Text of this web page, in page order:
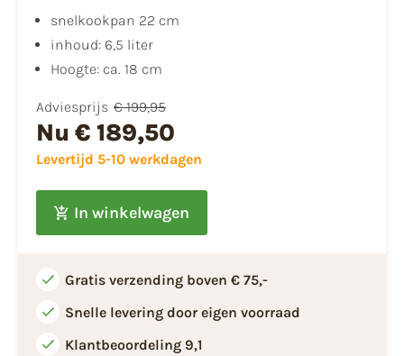
snelkookpan 22 cm
inhoud: 6,5 liter
Hoogte: ca. 18 cm
Adviesprijs € 199,95
Nu € 189,50
Levertijd 5-10 werkdagen
In winkelwagen
Gratis verzending boven € 75,-
Snelle levering door eigen voorraad
Klantbeoordeling 9,1